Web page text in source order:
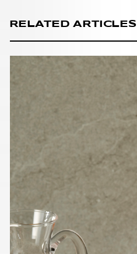
RELATED ARTICLES